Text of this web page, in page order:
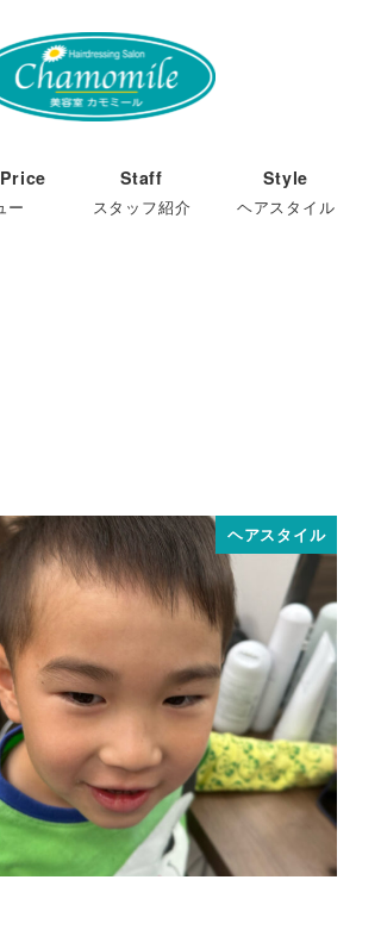
ー
Staff
スタッフ紹介
Style
ヘアスタイル
ヘアスタイル